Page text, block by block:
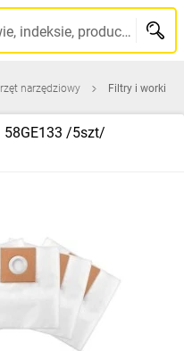
Szukaj po nazwie, indeksie, producencie, kodzie kreskowym...
narzędziowy Filtry i worki
58GE133 /5szt/